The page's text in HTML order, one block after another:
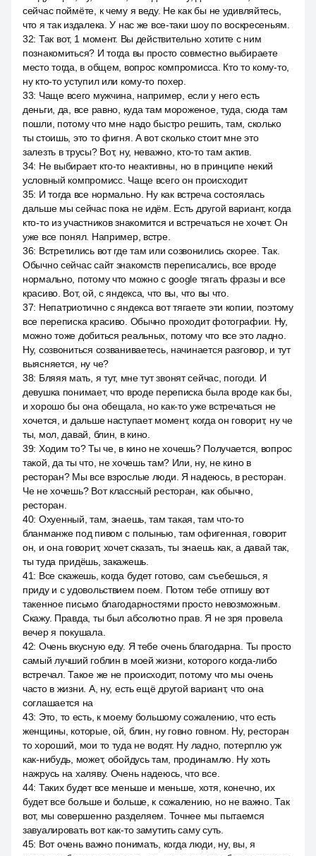
сейчас поймёте, к чему я веду. Не как бы не удивляйтесь,
что я так издалека. У нас же все-таки шоу по воскресеньям.
32: Так вот, 1 момент. Вы действительно хотите с ним
познакомиться? И тогда вы просто совместно выбираете
место тогда, в общем, вопрос компромисса. Кто то кому-то,
ну кто-то уступил или кому-то похер.
33: Чаще всего мужчина, например, если у него есть
деньги, да, все равно, куда там мороженое, туда, сюда там
пошли, потому что мне надо быстро решить, там, сколько
ты стоишь, это то фигня. А вот сколько стоит мне это
залезть в трусы? Вот, ну, неважно, кто-то там актив.
34: Не выбирает кто-то неактивны, но в принципе некий
условный компромисс. Чаще всего он происходит
35: И тогда все нормально. Ну как встреча состоялась
дальше мы сейчас пока не идём. Есть другой вариант, когда
кто-то из участников знакомится и встречаться не хочет. Он
уже все понял. Например, встре.
36: Встретились вот где там или созвонились скорее. Так.
Обычно сейчас сайт знакомств переписались, все вроде
нормально, потому что можно с google тягать фразы и все
красиво. Вот, ой, с яндекса, что вы, что вы что.
37: Непатриотично с яндекса вот тягаете эти копии, поэтому
все переписка красиво. Обычно проходит фотографии. Ну,
можно тоже добиться реальных, потому что все это ладно.
Ну, созвониться созваниваетесь, начинается разговор, и тут
выясняется, ну че?
38: Бляяя мать, я тут, мне тут звонят сейчас, погоди. И
девушка понимает, что вроде переписка была вроде как бы,
и хорошо бы она обещала, но как-то уже встречаться не
хочется, и дальше наступает момент, когда он говорит, ну че
ты, мол, давай, блин, в кино.
39: Ходим то? Ты че, в кино не хочешь? Получается, вопрос
такой, да ты что, не хочешь там? Или, ну, не кино в
ресторан? Мы все взрослые люди. Я надеюсь, в ресторан.
Че не хочешь? Вот классный ресторан, как обычно,
ресторан.
40: Охуенный, там, знаешь, там такая, там что-то
бланманже под пивом с полынью, там офигенная, говорит
он, и она говорит, хочет сказать, ты знаешь как, а давай так,
ты туда придёшь, закажешь.
41: Все скажешь, когда будет готово, сам съебешься, я
приду и с удовольствием поем. Потом тебе отпишу вот
такенное письмо благодарностями просто невозможным.
Скажу. Правда, ты был абсолютно прав. Я не зря провела
вечер я покушала.
42: Очень вкусную еду. Я тебе очень благодарна. Ты просто
самый лучший гоблин в моей жизни, которого когда-либо
встречал. Такое же не происходит, потому что мы очень
часто в жизни. А, ну, есть ещё другой вариант, что она
соглашается на
43: Это, то есть, к моему большому сожалению, что есть
женщины, которые, ой, блин, ну говно говном. Ну, ресторан
то хороший, мои то туда не водят. Ну ладно, потерплю уж
как-нибудь, может, обойдусь там, продинамлю. Ну хоть
нажрусь на халяву. Очень надеюсь, что все.
44: Таких будет все меньше и меньше, хотя, конечно, их
будет все больше и больше, к сожалению, но не важно. Так
вот, мы совершенно разделяем. Точнее мы пытаемся
завуалировать вот как-то замутить саму суть.
45: Вот очень важно понимать, когда люди, ну, вы, я